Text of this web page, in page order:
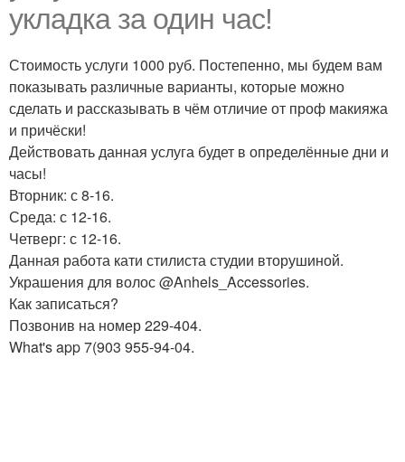
укладка за один час!
Стоимость услуги 1000 руб. Постепенно, мы будем вам
показывать различные варианты, которые можно
сделать и рассказывать в чём отличие от проф макияжа
и причёски!
Действовать данная услуга будет в определённые дни и
часы!
Вторник: с 8-16.
Среда: с 12-16.
Четверг: с 12-16.
Данная работа кати стилиста студии вторушиной.
Украшения для волос @Anhels_Accessories.
Как записаться?
Позвонив на номер 229-404.
What's app 7(903 955-94-04.